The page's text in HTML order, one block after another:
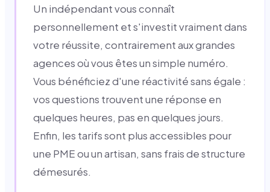
Un indépendant vous connaît
personnellement et s'investit vraiment dans
votre réussite, contrairement aux grandes
agences où vous êtes un simple numéro.
Vous bénéficiez d'une réactivité sans égale :
vos questions trouvent une réponse en
quelques heures, pas en quelques jours.
Enfin, les tarifs sont plus accessibles pour
une PME ou un artisan, sans frais de structure
démesurés.